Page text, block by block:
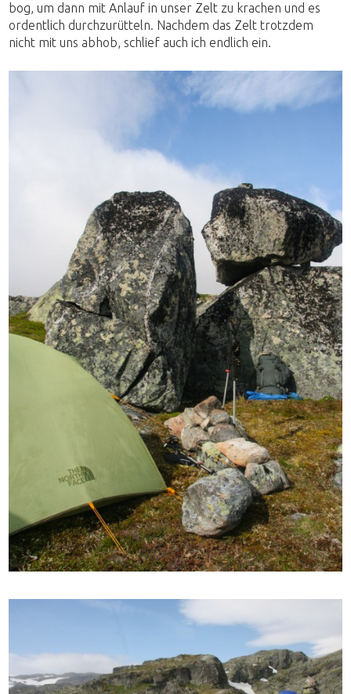
bog, um dann mit Anlauf in unser Zelt zu krachen und es
ordentlich durchzurütteln. Nachdem das Zelt trotzdem
nicht mit uns abhob, schlief auch ich endlich ein.